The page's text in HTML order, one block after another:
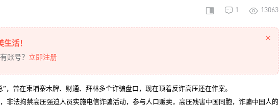
13063
1
活！
账号？ 立即注册
×
，曾在柬埔寨木牌、财通、拜林多个诈骗盘口，现在顶着反诈高压还在作案。
非法拘禁高压强迫人员实施电信诈骗活动，参与人口贩卖，高压残害中国同胞，诈骗中国人的